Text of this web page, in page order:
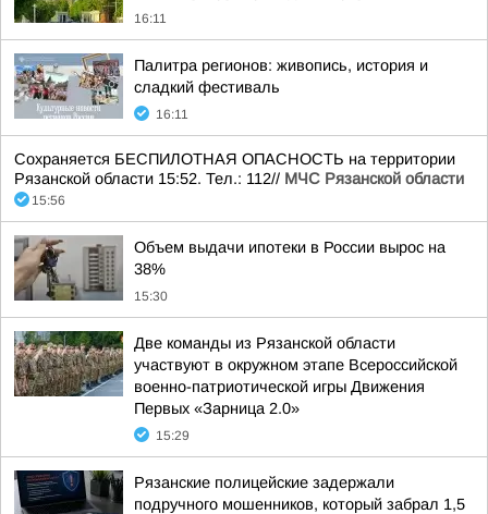
16:11
Палитра регионов: живопись, история и
сладкий фестиваль
16:11
Сохраняется БЕСПИЛОТНАЯ ОПАСНОСТЬ на территории
Рязанской области 15:52. Тел.: 112// МЧС Рязанской области
15:56
Объем выдачи ипотеки в России вырос на
38%
15:30
Две команды из Рязанской области
участвуют в окружном этапе Всероссийской
военно-патриотической игры Движения
Первых «Зарница 2.0»
15:29
Рязанские полицейские задержали
подручного мошенников, который забрал 1,5